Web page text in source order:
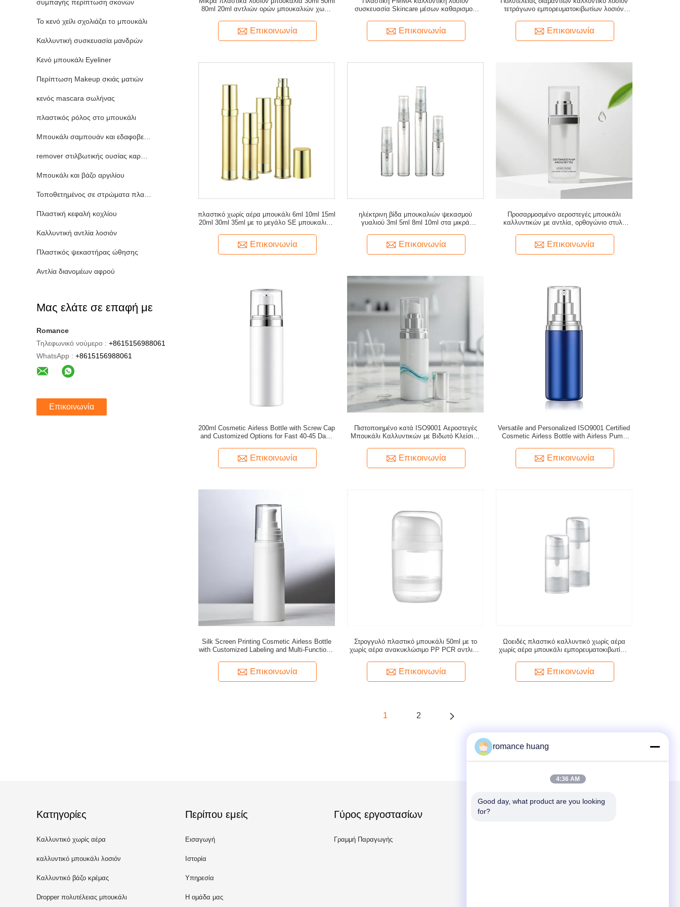
συμπαγής περίπτωση σκονών
Το κενό χείλι σχολιάζει το μπουκάλι
Καλλυντική συσκευασία μανδρών
Κενό μπουκάλι Eyeliner
Περίπτωση Makeup σκιάς ματιών
κενός mascara σωλήνας
πλαστικός ρόλος στο μπουκάλι
Μπουκάλι σαμπουάν και εδαφοβελτιωτικών
remover στιλβωτικής ουσίας καρφιών μπουκάλι
Μπουκάλι και βάζο αργιλίου
Τοποθετημένος σε στρώματα πλαστικό σωλήνας
Πλαστική κεφαλή κοχλίου
Καλλυντική αντλία λοσιόν
Πλαστικός ψεκαστήρας ώθησης
Αντλία διανομέων αφρού
Μας ελάτε σε επαφή με
Romance
Τηλεφωνικό νούμερο : +8615156988061
WhatsApp : +8615156988061
Επικοινωνία
80ml 20ml αντλιών ορών μπουκαλιών χωρίς
Επικοινωνία
συσκευασία Skincare μέσων καθαρισμού
Επικοινωνία
τετράγωνο εμπορευματοκιβωτίων λοσιόν
Επικοινωνία
πλαστικό χωρίς αέρα μπουκάλι 6ml 10ml 15ml
20ml 30ml 35ml με το μεγάλο SE μπουκαλιών
Επικοινωνία
ηλέκτρινη βίδα μπουκαλιών ψεκασμού
γυαλιού 3ml 5ml 8ml 10ml στα μικρά
Επικοινωνία
Προσαρμοσμένο αεροστεγές μπουκάλι
καλλυντικών με αντλία, ορθογώνιο στυλ,
συσκευασίες περιποίησης δέρματος
Επικοινωνία
200ml Cosmetic Airless Bottle with Screw Cap
and Customized Options for Fast 40-45 Days
Επικοινωνία
Πιστοποιημένο κατά ISO9001 Αεροστεγές
Μπουκάλι Καλλυντικών με Βιδωτό Κλείσιμο
Επικοινωνία
Versatile and Personalized ISO9001 Certified
Cosmetic Airless Bottle with Airless Pump
Επικοινωνία
Silk Screen Printing Cosmetic Airless Bottle
with Customized Labeling and Multi-Functional
Επικοινωνία
Στρογγυλό πλαστικό μπουκάλι 50ml με το
χωρίς αέρα ανακυκλώσιμο PP PCR αντλιών
Επικοινωνία
Ωοειδές πλαστικό καλλυντικό χωρίς αέρα
χωρίς αέρα μπουκάλι εμπορευματοκιβωτίων
Επικοινωνία
1 2
Κατηγορίες
Καλλυντικό χωρίς αέρα
μπουκάλι
καλλυντικό μπουκάλι λοσιόν
Καλλυντικό βάζο κρέμας
Dropper πολυτέλειας μπουκάλι
Περίπου εμείς
Εισαγωγή
Ιστορία
Υπηρεσία
Η ομάδα μας
Γύρος εργοστασίων
Γραμμή Παραγωγής
Στείλτε μας μήνυμα
romance huang
4:36 AM
Good day, what product are you looking
for?